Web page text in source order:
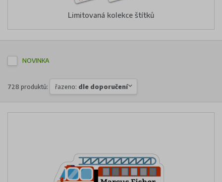
Limitovaná kolekce štítků
NOVINKA
728 produktů: řazeno: dle doporučení